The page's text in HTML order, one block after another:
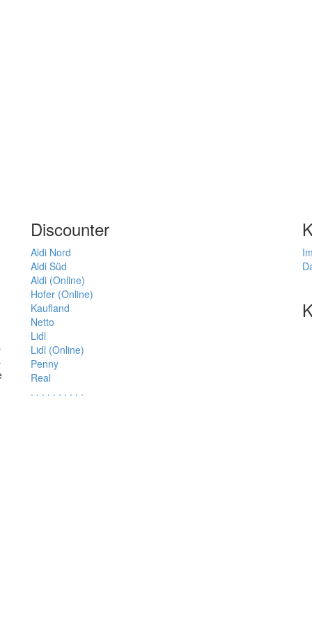
Discounter
Aldi Nord
Aldi Süd
Aldi (Online)
Hofer (Online)
Kaufland
Netto
Lidl
Lidl (Online)
Penny
Real
. . . . . . . . . .